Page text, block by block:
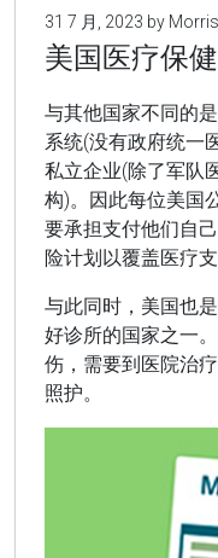
31 7 月, 2023 by
美国医疗保
与其他国家不同的
系统(没有政府统一
私立企业(除了军队
构)。因此每位美国
要承担支付他们自
险计划以覆盖医疗支
与此同时，美国也
好诊所的国家之一
伤，需要到医院治
照护。